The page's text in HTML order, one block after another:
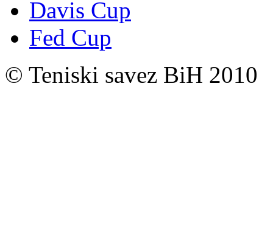
Davis Cup
Fed Cup
© Teniski savez BiH 2010